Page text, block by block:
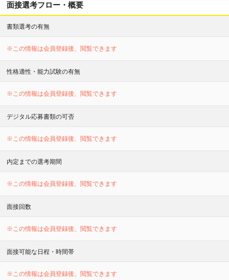
面接選考フロー・概要
書類選考の有無
※この情報は会員登録後、閲覧できます
性格適性・能力試験の有無
※この情報は会員登録後、閲覧できます
デジタル応募書類の可否
※この情報は会員登録後、閲覧できます
内定までの選考期間
※この情報は会員登録後、閲覧できます
面接回数
※この情報は会員登録後、閲覧できます
面接可能な日程・時間帯
※この情報は会員登録後、閲覧できます